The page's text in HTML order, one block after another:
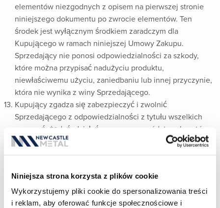
Niniejsza strona korzysta z plików cookie
Wykorzystujemy pliki cookie do spersonalizowania treści
i reklam, aby oferować funkcje społecznościowe i
elementów niezgodnych z opisem na pierwszej stronie
niniejszego dokumentu po zwrocie elementów. Ten
środek jest wyłącznym środkiem zaradczym dla
Kupującego w ramach niniejszej Umowy Zakupu.
Sprzedający nie ponosi odpowiedzialności za szkody,
które można przypisać nadużyciu produktu,
niewłaściwemu użyciu, zaniedbaniu lub innej przyczynie,
która nie wynika z winy Sprzedającego.
Kupujący zgadza się zabezpieczyć i zwolnić
Sprzedającego z odpowiedzialności z tytułu wszelkich
roszczeń, żądań, działań, przyczyn powództwa, kosztów,
wydatków i honorariów adwokackich wynikających z lub
agentów, pracowników lub pracowników Kupującego),
wszelkimi szkodami lub utratą jakiejkolwiek własności
(należącej do Kupującego lub osoby trzeciej) oraz